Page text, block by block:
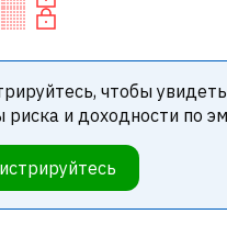
чтобы
и доходности по